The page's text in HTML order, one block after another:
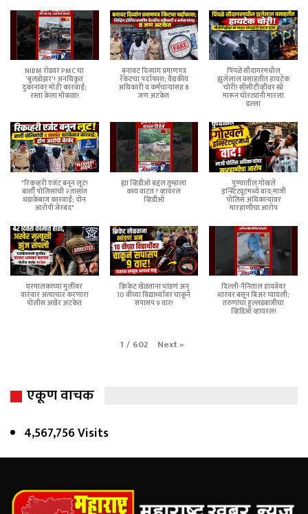
NIBM रोडवर PMC चा
'बुलडोझर'! अनधिकृत
दुकानांवर मोठी कारवाई;
रस्ता केला मोकळा!
बनावट दिव्यांग प्रमाणपत्र
रॅकेटचा पर्दाफाश; वैद्यकीय
अधिकारी व कर्मचाऱ्यांसह 8
जण अटकेत
पिंपळे सौदागरमधील
झुलेलाल वसाहतीत हायटेक
चोरी! सीसीटीव्हीवर स्प्रे
मारून चोरट्यांनी मारला
डल्ला
"रिकव्हरी एजंट बनून लूट!
बार्शी पोलिसांची २ तासांत
धडाकेबाज कारवाई; दोन
आरोपी जेरबंद"
ह्या व्हिडीओ बद्दल तुम्हाला
काय वाटत ? व्हायरल
व्हिडीओ
पुण्यातील गोखले
इन्स्टिट्यूटमध्ये वाद;माजी
पोलिस अधिकाऱ्यांवर
मारहाणीचा आरोप
घरमालकाच्या मुलीवर
वारंवार अत्याचार करणारा
पोलीस अखेर अटकेत
क्रिकेट खेळताना भांडणं अन्
10 वीच्या विद्यार्थ्यावर चाकूने
सपासप 9 वार!
दिल्ली-नैनिताल हायवेवर
थारवर बसून बिअर प्यायली;
तरुणांचा हुल्लडबाजीचा
व्हिडिओ व्हायरल!
1 / 602 Next»
एकूण वाचक
4,567,756 Visits